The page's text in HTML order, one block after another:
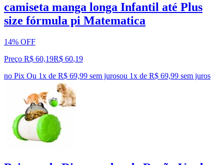
camiseta manga longa Infantil até Plus
size fórmula pi Matematica
14% OFF
Preço R$ 60,19R$ 60,19
no Pix Ou 1x de R$ 69,99 sem jurosou 1x de R$ 69,99 sem juros